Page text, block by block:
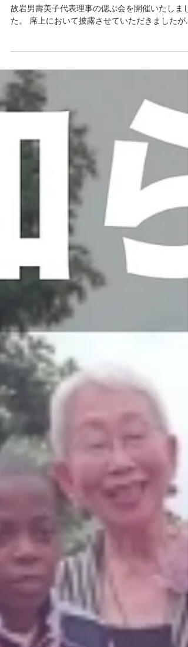
偲ぶ会の開催と御礼
去る4月6日、会場・東京アメリカンクラブにて、
故岩男壽美子代表理事の偲ぶ会を開催いたしまし
た。 席上において披露させていただきましたが、
タンザニアにおいて理数系に強い女性リーダーを
育成するという故人の強い遺志を新代表理事とし
て古谷公文が引継ぎ、キリマンジャロの会一同、